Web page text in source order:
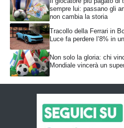
sempre lui: passano gli
non cambia la storia
Tracollo della Ferrari in
Luce fa perdere l’8% in
Non solo la gloria: chi
Mondiale vincerà un